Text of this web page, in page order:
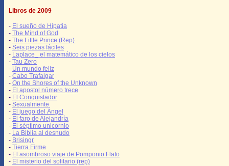
Libros de 2009
- El sueño de Hipatia
- The Mind of God
- The Little Prince (Rep)
- Seis piezas fáciles
- Laplace_ el matemático de los cielos
- Tau Zero
- Un mundo feliz
- Cabo Trafalgar
- On the Shores of the Unknown
- El apostol número trece
- El Conquistador
- Sexualmente
- El juego del Ángel
- El faro de Alejandría
- El séptimo unicornio
- La Biblia al desnudo
- Brisingr
- Tierra Firme
- El asombroso viaje de Pomponio Flato
- El misterio del solitario (rep)